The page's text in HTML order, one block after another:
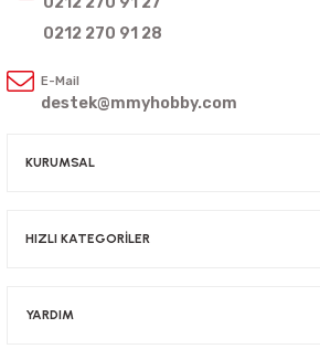
0212 270 91 28
E-Mail
destek@mmyhobby.com
KURUMSAL
HIZLI KATEGORİLER
YARDIM